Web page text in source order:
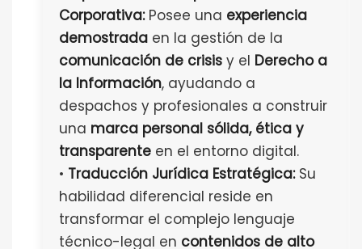
Corporativa:Posee una experiencia
demostrada en la gestión de la
comunicación de crisis y el Derecho a
la Información, ayudando a
despachos y profesionales a construir
una marca personal sólida, ética y
transparente en el entorno digital.
• Traducción Jurídica Estratégica:Su
habilidad diferencial reside en
transformar el complejo lenguaje
técnico-legal en contenidos de alto